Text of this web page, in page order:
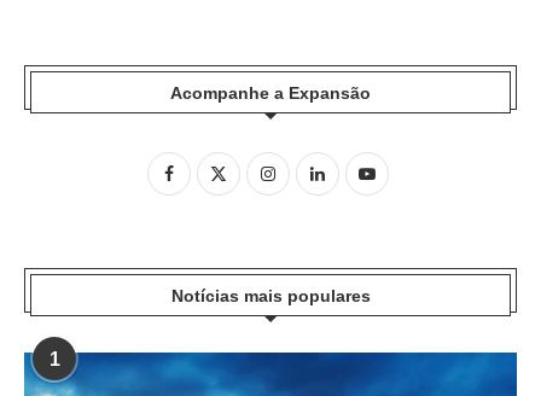
Acompanhe a Expansão
Notícias mais populares
1